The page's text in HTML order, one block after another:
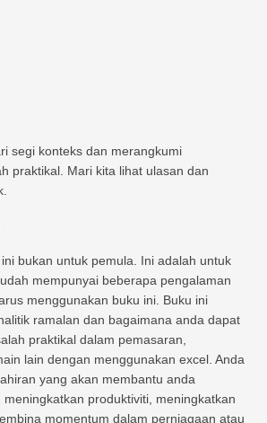
segi konteks dan merangkumi
praktikal. Mari kita lihat ulasan dan
bukan untuk pemula. Ini adalah untuk
mempunyai beberapa pengalaman
menggunakan buku ini. Buku ini
ramalan dan bagaimana anda dapat
praktikal dalam pemasaran,
lain dengan menggunakan excel. Anda
yang akan membantu anda
produktiviti, meningkatkan
momentum dalam perniagaan atau